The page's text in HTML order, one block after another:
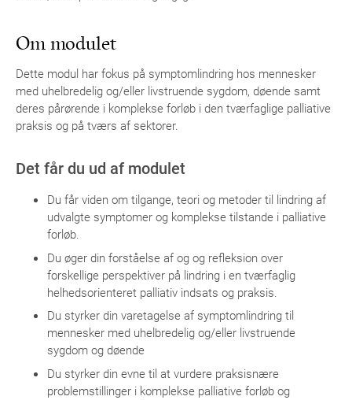
Om modulet
Dette modul har fokus på symptomlindring hos mennesker
med uhelbredelig og/eller livstruende sygdom, døende samt
deres pårørende i komplekse forløb i den tværfaglige palliative
praksis og på tværs af sektorer.
Det får du ud af modulet
Du får viden om tilgange, teori og metoder til lindring af
udvalgte symptomer og komplekse tilstande i palliative
forløb.
Du øger din forståelse af og og refleksion over
forskellige perspektiver på lindring i en tværfaglig
helhedsorienteret palliativ indsats og praksis.
Du styrker din varetagelse af symptomlindring til
mennesker med uhelbredelig og/eller livstruende
sygdom og døende
Du styrker din evne til at vurdere praksisnære
problemstillinger i komplekse palliative forløb og